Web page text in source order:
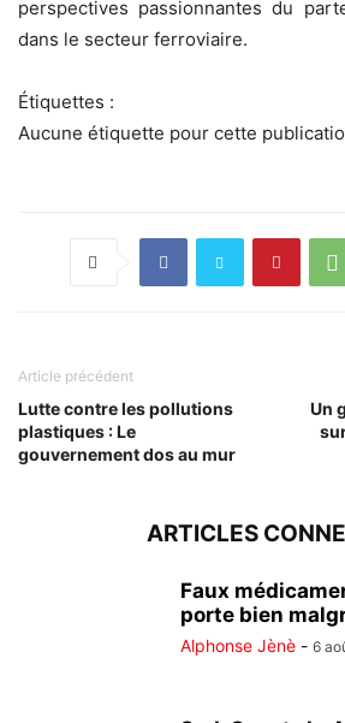
perspectives passionnantes du
dans le secteur ferroviaire.
Étiquettes :
Aucune étiquette pour cette
Article précédent
Lutte contre les pollutions
plastiques : Le
gouvernement dos au mur
Un
ARTICLES
Faux
porte bien
Alphonse Jènè - 6